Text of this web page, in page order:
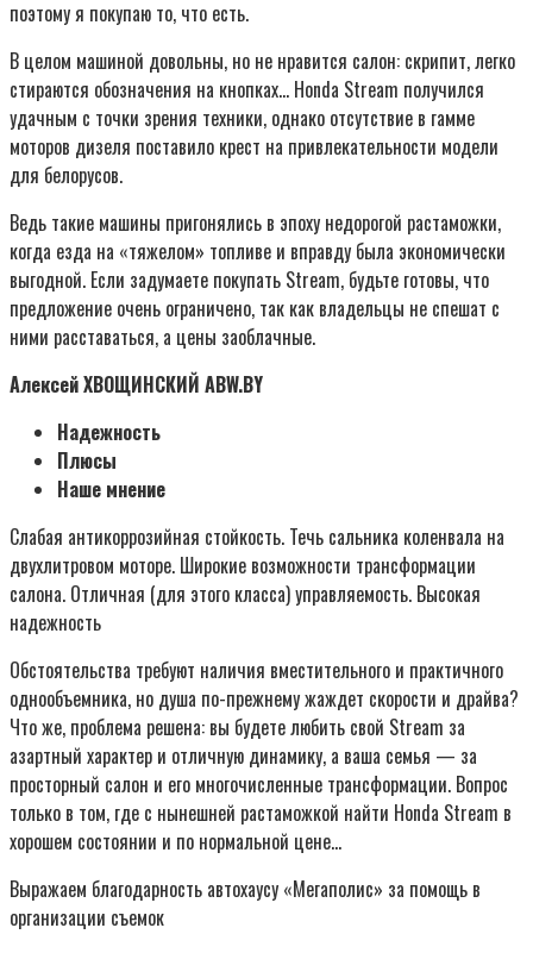
поэтому я покупаю то, что есть.
В целом машиной довольны, но не нравится салон: скрипит, легко
стираются обозначения на кнопках… Honda Stream получился
удачным с точки зрения техники, однако отсутствие в гамме
моторов дизеля поставило крест на привлекательности модели
для белорусов.
Ведь такие машины пригонялись в эпоху недорогой растаможки,
когда езда на «тяжелом» топливе и вправду была экономически
выгодной. Если задумаете покупать Stream, будьте готовы, что
предложение очень ограничено, так как владельцы не спешат с
ними расставаться, а цены заоблачные.
Алексей ХВОЩИНСКИЙ ABW.BY
Надежность
Плюсы
Наше мнение
Слабая антикоррозийная стойкость. Течь сальника коленвала на
двухлитровом моторе. Широкие возможности трансформации
салона. Отличная (для этого класса) управляемость. Высокая
надежность
Обстоятельства требуют наличия вместительного и практичного
однообъемника, но душа по-прежнему жаждет скорости и драйва?
Что же, проблема решена: вы будете любить свой Stream за
азартный характер и отличную динамику, а ваша семья — за
просторный салон и его многочисленные трансформации. Вопрос
только в том, где с нынешней растаможкой найти Honda Stream в
хорошем состоянии и по нормальной цене…
Выражаем благодарность автохаусу «Мегаполис» за помощь в
организации съемок